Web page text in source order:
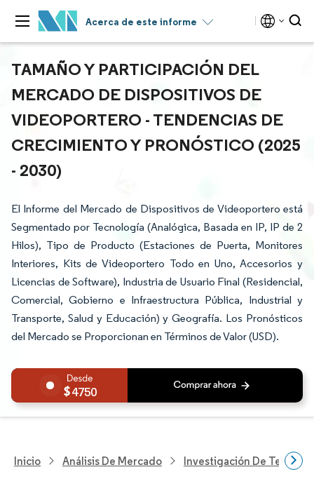
Acerca de este informe
TAMAÑO Y PARTICIPACIÓN DEL
MERCADO DE DISPOSITIVOS DE
VIDEOPORTERO - TENDENCIAS DE
CRECIMIENTO Y PRONÓSTICO (2025
- 2030)
El Informe del Mercado de Dispositivos de Videoportero está
Segmentado por Tecnología (Analógica, Basada en IP, IP de 2
Hilos), Tipo de Producto (Estaciones de Puerta, Monitores
Interiores, Kits de Videoportero Todo en Uno, Accesorios y
Licencias de Software), Industria de Usuario Final (Residencial,
Comercial, Gobierno e Infraestructura Pública, Industrial y
Transporte, Salud y Educación) y Geografía. Los Pronósticos
del Mercado se Proporcionan en Términos de Valor (USD).
4750
Inicio Análisis De Mercado Investigación De